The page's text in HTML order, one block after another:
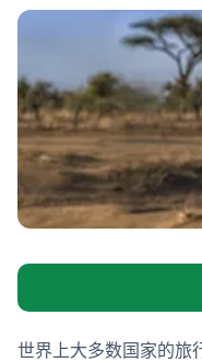
世界上大多数国家的旅